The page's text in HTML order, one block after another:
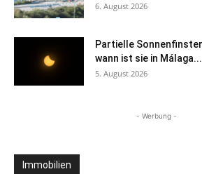
6. August 2026
Partielle
wann ist sie in Málaga...
5. August 2026
- Werbung -
Immobilien